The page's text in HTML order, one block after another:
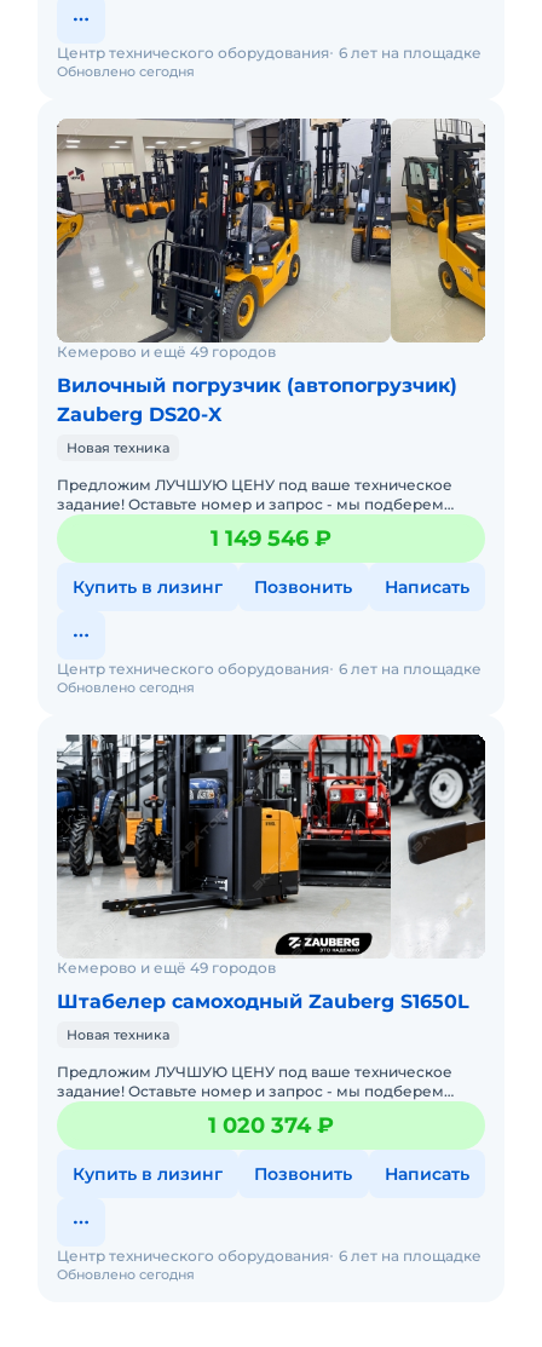
Обновлено сегодня
Центр технического оборудования 6 лет на площадке
Кемерово и ещё 49 городов
Вилочный погрузчик (автопогрузчик)
Zauberg DS20-X
Новая техника
Предложим ЛУЧШУЮ ЦЕНУ под ваше техническое
задание! Оставьте номер и запрос - мы подберем
модель со СКИДКОЙ. В наличии на складах новые
вилочные погрузчики1 149 546 ₽
Купить в лизинг Позвонить Написать
Обновлено сегодня
Центр технического оборудования 6 лет на площадке
Кемерово и ещё 49 городов
Штабелер самоходный Zauberg S1650L
Новая техника
Предложим ЛУЧШУЮ ЦЕНУ под ваше техническое
задание! Оставьте номер и запрос - мы подберем
модель со СКИДКОЙ. В наличии на складах новые
штабелеры с официал1 020 374 ₽
Купить в лизинг Позвонить Написать
Обновлено сегодня
Центр технического оборудования 6 лет на площадке